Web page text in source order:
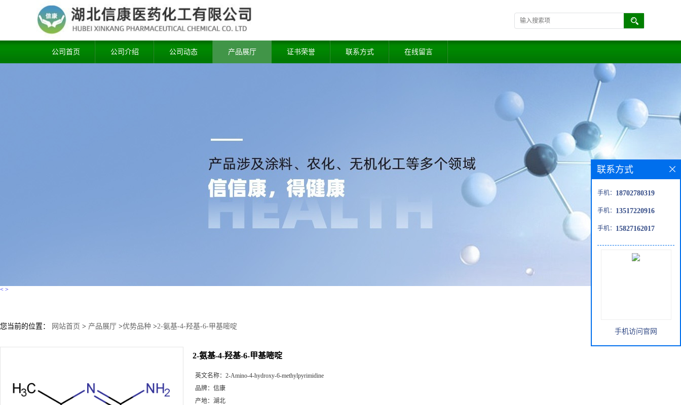
公司首页 公司介绍 公司动态 产品展厅 证书荣誉 联系方式 在线留言
< >
您当前的位置： 网站首页 > 产品展厅 >优势品种 >2-氨基-4-羟基-6-甲基嘧啶
2-氨基-4-羟基-6-甲基嘧啶
英文名称： 2-Amino-4-hydroxy-6-methylpyrimidine
品牌： 信康
产地： 湖北
联系方式
手机： 18702780319
手机： 13517220916
手机： 15827162017
手机访问官网